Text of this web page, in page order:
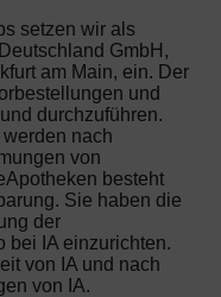
setzen wir als
GmbH,
am Main, ein. Der
und
durchzuführen.
nach
von
besteht
Sie haben die
der
bei IA einzurichten.
von IA und nach
von IA.